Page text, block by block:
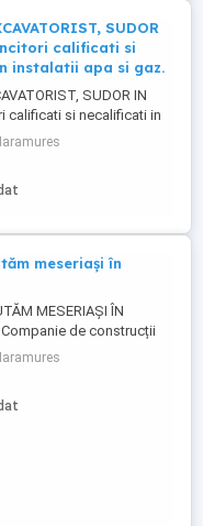
SUDOR
calificati si
instalatii apa si gaz.
SUDOR IN
calificati si necalificati in
KAREOL SERV
Baia Mare iti propune un
stabil, cu
si avansarii
Mare
meseriași în
MESERIAȘI ÎN
Companie de construcții
cu proiecte în derulare,
profesioniști, serioși și
execuția de lucrări de
disponibile Specializări